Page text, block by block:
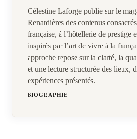
Célestine Laforge publie sur le
Renardières des contenus
française, à l’hôtellerie de prestige
inspirés par l’art de vivre à la
approche repose sur la clarté, la
et une lecture structurée des lieux,
expériences présentés.
BIOGRAPHIE